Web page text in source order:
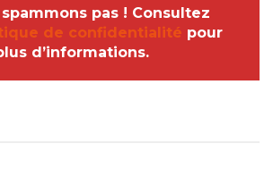
pas ! Consultez
de confidentialité pour
d’informations.